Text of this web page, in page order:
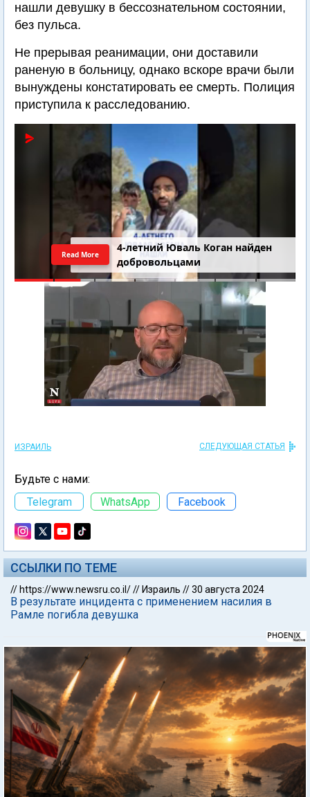
нашли девушку в бессознательном состоянии,
без пульса.
Не прерывая реанимации, они доставили
раненую в больницу, однако вскоре врачи были
вынуждены констатировать ее смерть. Полиция
приступила к расследованию.
4-летний Юваль Коган найден
добровольцами
Read More
ИЗРАИЛЬ СЛЕДУЮЩАЯ СТАТЬЯ
Будьте с нами:
Telegram
WhatsApp Facebook
ССЫЛКИ ПО ТЕМЕ
// https://www.newsru.co.il/// Израиль //30 августа 2024
В результате инцидента с применением насилия в
Рамле погибла девушка